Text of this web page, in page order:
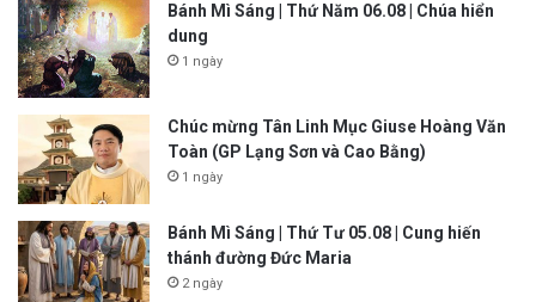
Bánh Mì Sáng | Thứ Năm 06.08 | Chúa hiển
dung
1 ngày
Chúc mừng Tân Linh Mục Giuse Hoàng Văn
Toàn (GP Lạng Sơn và Cao Bằng)
1 ngày
Bánh Mì Sáng | Thứ Tư 05.08 | Cung hiến
thánh đường Đức Maria
2 ngày